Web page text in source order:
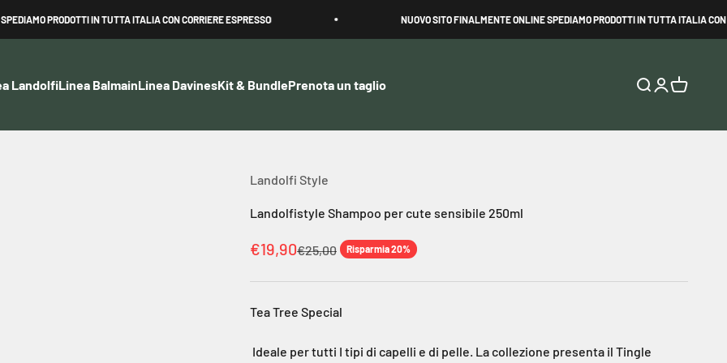
PRODOTTI IN TUTTA ITALIA CON CORRIERE ESPRESSO NUOVO SITO FINALMENTE ONLINE SPEDIAMO PRODOTTI IN TUTTA ITALIA CON
LandolfiLinea BalmainLinea DavinesKit & BundlePrenota un taglio
Mostra il menu
Mostra
Mostra il
Landolfi Style
Landolfistyle Shampoo per cute sensibile 250ml
Prezzo scontato
€19,90Prezzo
€25,00 Risparmia 20%
Tea Tree Special
Ideale per tutti I tipi di capelli e di pelle. La collezione presenta il Tingle